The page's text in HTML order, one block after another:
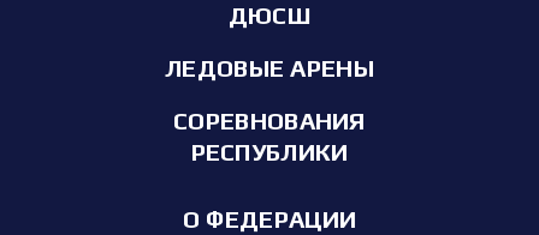
ДЮСШ
ЛЕДОВЫЕ АРЕНЫ
СОРЕВНОВАНИЯ
РЕСПУБЛИКИ
О ФЕДЕРАЦИИ